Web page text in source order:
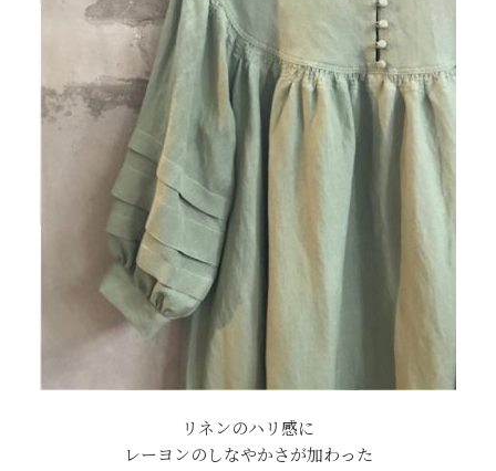
リネンのハリ感に
レーヨンのしなやかさが加わった